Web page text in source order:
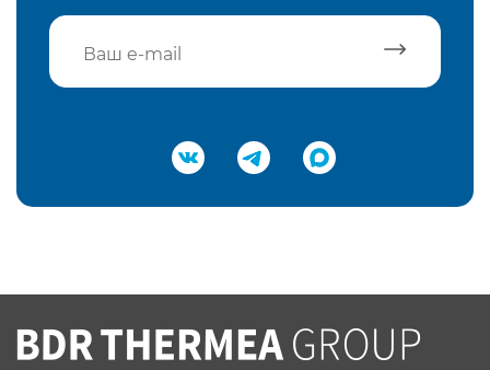
Подтвердить e-mail
Вы соглашаетесь с нашей политикой
конфеденциальности